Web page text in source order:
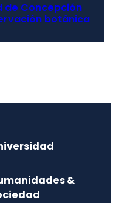
de Concepción
botánica
&